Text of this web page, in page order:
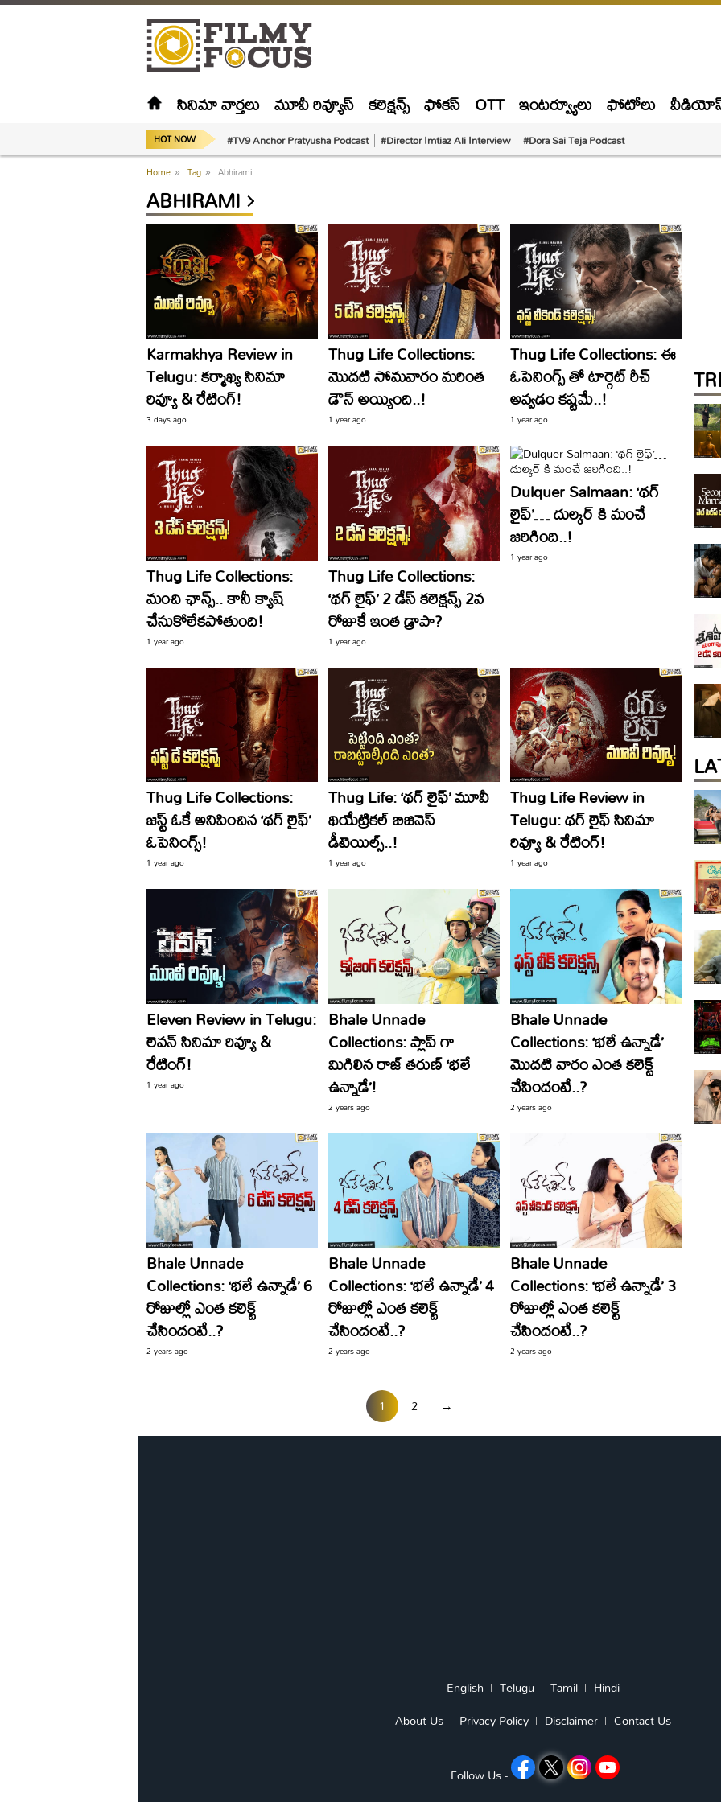
సినిమా వార్తలు మూవీ రివ్యూస్ కలెక్షన్స్ ఫోకస్ OTT ఇంటర్వ్యూలు ఫోటోలు
HOT NOW #TV9 Anchor Pratyusha Podcast #Director Imtiaz Ali Interview #Dora Sai Teja Podcast
Home » Tag » Abhirami
ABHIRAMI
Karmakhya Review in
Telugu: కర్మాఖ్య సినిమా
రివ్యూ & రేటింగ్!
3 days ago
Thug Life Collections:
మొదటి సోమవారం మరింత
డౌన్ అయ్యింది..!
1 year ago
Thug Life Collections: ఈ
ఓపెనింగ్స్ తో టార్గెట్ రీచ్
అవ్వడం కష్టమే..!
1 year ago
Thug Life Collections:
మంచి ఛాన్స్.. కానీ క్యాష్
చేసుకోలేకపోతుంది!
1 year ago
Thug Life Collections:
‘థగ్ లైఫ్’ 2 డేస్ కలెక్షన్స్ 2వ
రోజుకే ఇంత డ్రాపా?
1 year ago
Dulquer Salmaan: ‘థగ్
లైఫ్’… దుల్కర్ కి మంచే
జరిగింది..!
1 year ago
Thug Life Collections:
జస్ట్ ఓకే అనిపించిన ‘థగ్ లైఫ్’
ఓపెనింగ్స్!
1 year ago
Thug Life: ‘థగ్ లైఫ్’ మూవీ
థియేట్రికల్ బిజినెస్
డీటెయిల్స్..!
1 year ago
Thug Life Review in
Telugu: థగ్ లైఫ్ సినిమా
రివ్యూ & రేటింగ్!
1 year ago
Eleven Review in Telugu:
లెవన్ సినిమా రివ్యూ &
రేటింగ్!
1 year ago
Bhale Unnade
Collections: ప్లాప్ గా
మిగిలిన రాజ్ తరుణ్ ‘భలే
ఉన్నాడే’!
2 years ago
Bhale Unnade
Collections: ‘భలే ఉన్నాడే’
మొదటి వారం ఎంత కలెక్ట్
చేసిందంటే..?
2 years ago
Bhale Unnade
Collections: ‘భలే ఉన్నాడే’ 6
రోజుల్లో ఎంత కలెక్ట్
చేసిందంటే..?
2 years ago
Bhale Unnade
Collections: ‘భలే ఉన్నాడే’ 4
రోజుల్లో ఎంత కలెక్ట్
చేసిందంటే..?
2 years ago
Bhale Unnade
Collections: ‘భలే ఉన్నాడే’ 3
రోజుల్లో ఎంత కలెక్ట్
చేసిందంటే..?
2 years ago
1 2 →
English Telugu Tamil
Hindi
About Us
Privacy Policy Disclaimer Contact Us
Follow Us -